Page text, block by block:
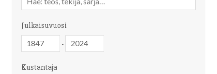
sanahaku
Julkaisuvuosi
-
Kustantaja